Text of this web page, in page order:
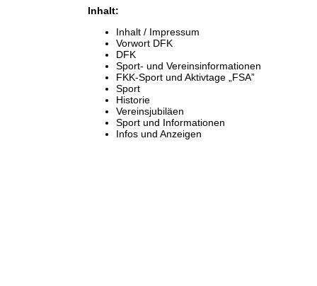
Inhalt:
Inhalt / Impressum
Vorwort DFK
DFK
Sport- und Vereinsinformationen
FKK-Sport und Aktivtage „FSA”
Sport
Historie
Vereinsjubiläen
Sport und Informationen
Infos und Anzeigen